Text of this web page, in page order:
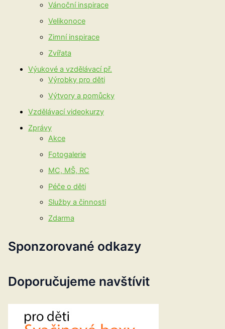
Vánoční inspirace
Velikonoce
Zimní inspirace
Zvířata
Výukové a vzdělávací př.
Výrobky pro děti
Výtvory a pomůcky
Vzdělávací videokurzy
Zprávy
Akce
Fotogalerie
MC, MŠ, RC
Péče o děti
Služby a činnosti
Zdarma
Sponzorované odkazy
Doporučujeme navštívit